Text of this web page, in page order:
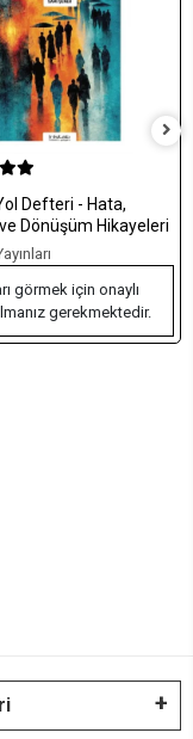
Zamanında
Yaşamak - Hayat
görmek için onaylı
gerekmektedir.